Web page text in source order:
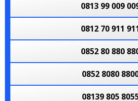
0813 8878
082 280000028
085 60606
0813 99 009
0812 70 911
0852 80 880
0852 8080
08139 805